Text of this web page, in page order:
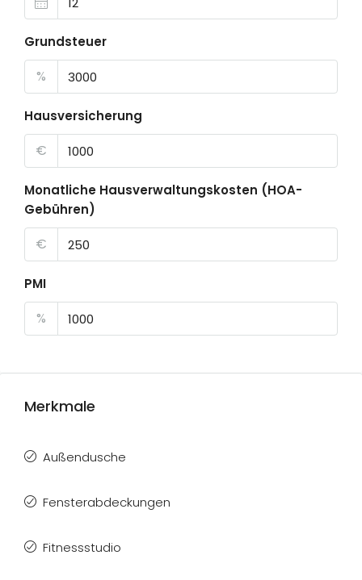
Grundsteuer
%
Hausversicherung
€
Monatliche Hausverwaltungskosten (HOA-
Gebühren)
€
PMI
%
Merkmale
Außendusche
Fensterabdeckungen
Fitnessstudio